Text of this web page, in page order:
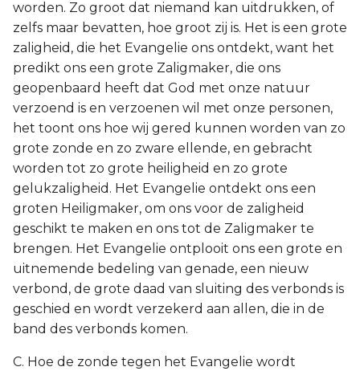
worden. Zo groot dat niemand kan uitdrukken, of
zelfs maar bevatten, hoe groot zij is. Het is een grote
zaligheid, die het Evangelie ons ontdekt, want het
predikt ons een grote Zaligmaker, die ons
geopenbaard heeft dat God met onze natuur
verzoend is en verzoenen wil met onze personen,
het toont ons hoe wij gered kunnen worden van zo
grote zonde en zo zware ellende, en gebracht
worden tot zo grote heiligheid en zo grote
gelukzaligheid. Het Evangelie ontdekt ons een
groten Heiligmaker, om ons voor de zaligheid
geschikt te maken en ons tot de Zaligmaker te
brengen. Het Evangelie ontplooit ons een grote en
uitnemende bedeling van genade, een nieuw
verbond, de grote daad van sluiting des verbonds is
geschied en wordt verzekerd aan allen, die in de
band des verbonds komen.
C. Hoe de zonde tegen het Evangelie wordt